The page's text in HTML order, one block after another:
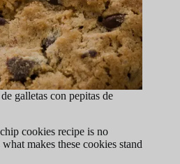
galletas con pepitas de
cookies recipe is no
makes these cookies stand